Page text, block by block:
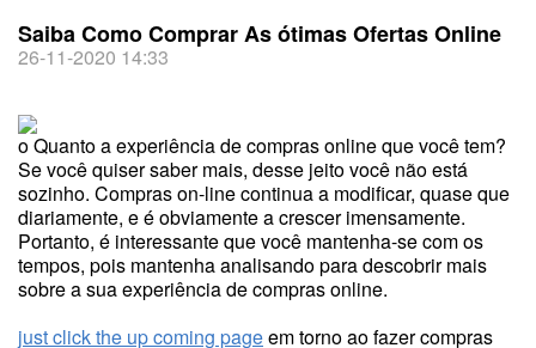
Saiba Como Comprar As ótimas Ofertas Online
26-11-2020 14:33
o Quanto a experiência de compras online que você tem?
Se você quiser saber mais, desse jeito você não está
sozinho. Compras on-line continua a modificar, quase que
diariamente, e é obviamente a crescer imensamente.
Portanto, é interessante que você mantenha-se com os
tempos, pois mantenha analisando para descobrir mais
sobre a sua experiência de compras online.
just click the up coming pageem torno ao fazer compras